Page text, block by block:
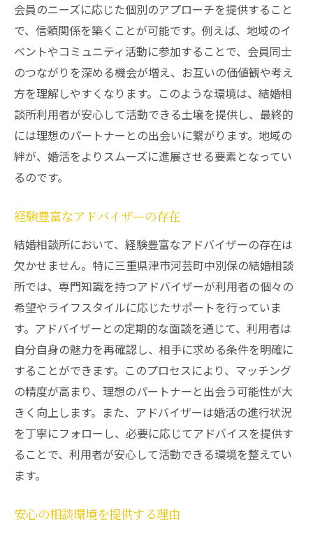
地元ならではのイベント企画の特色
交流イベントが生む新たな出会い
地域文化を活かしたパートナーシップ構築
参加者の声から見るイベントの効果
コミュニティとの連携が持つ力
交流イベントとそれに伴うサポート
結婚相談所を通じて新しい生活を始めるための
専門的アドバイス
価値観の共有を促すアドバイスの重要性
パートナー間の理解を深める方法
結婚後の生活設計アドバイス
専門的アドバイスがもたらす安心感
成功する結婚生活へのステップ
三重県津市での結婚相談所が提案する理想的な
夫婦関係の形成
理想的な夫婦関係を築くための基礎
価値観のすり合わせがもたらす安心感
結婚相談所のアドバイザーが持つ視点
理想の共有がもたらす関係の質向上
相談所の成功事例に学ぶ夫婦関係
会員のニーズに応じた個別のアプローチを提供すること
で、信頼関係を築くことが可能です。例えば、地域のイ
ベントやコミュニティ活動に参加することで、会員同士
のつながりを深める機会が増え、お互いの価値観や考え
方を理解しやすくなります。このような環境は、結婚相
談所利用者が安心して活動できる土壌を提供し、最終的
には理想のパートナーとの出会いに繋がります。地域の
絆が、婚活をよりスムーズに進展させる要素となってい
るのです。
経験豊富なアドバイザーの存在
結婚相談所において、経験豊富なアドバイザーの存在は
欠かせません。特に三重県津市河芸町中別保の結婚相談
所では、専門知識を持つアドバイザーが利用者の個々の
希望やライフスタイルに応じたサポートを行っていま
す。アドバイザーとの定期的な面談を通じて、利用者は
自分自身の魅力を再確認し、相手に求める条件を明確に
することができます。このプロセスにより、マッチング
の精度が高まり、理想のパートナーと出会う可能性が大
きく向上します。また、アドバイザーは婚活の進行状況
を丁寧にフォローし、必要に応じてアドバイスを提供す
ることで、利用者が安心して活動できる環境を整えてい
ます。
安心の相談環境を提供する理由